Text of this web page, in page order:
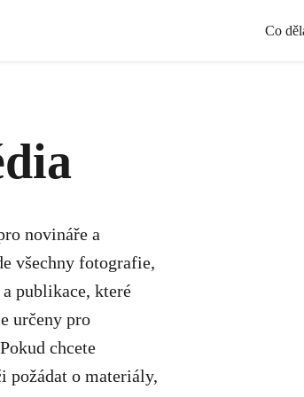
Co
novináře a
všechny fotografie,
publikace, které
určeny pro
Pokud chcete
požádat o materiály,